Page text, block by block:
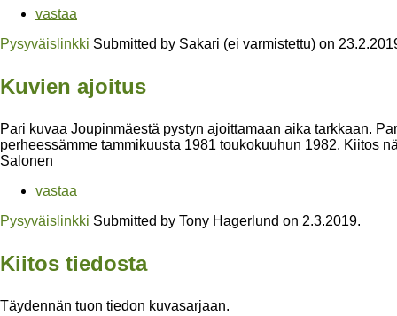
vastaa
Pysyväislinkki Submitted by Sakari (ei varmistettu) on
Kuvien ajoitus
Pari kuvaa Joupinmäestä pystyn ajoittamaan aika tarkkaan.
perheessämme tammikuusta 1981 toukokuuhun 1982. Kiitos
Salonen
vastaa
Pysyväislinkki Submitted by Tony Hagerlund on 2.3.2019.
Kiitos tiedosta
Täydennän tuon tiedon kuvasarjaan.